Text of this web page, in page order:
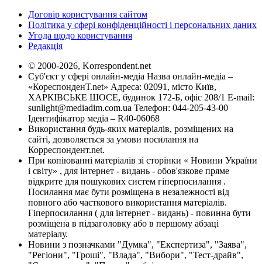
Договір користування сайтом
Політика у сфері конфіденційності і персональних даних
Угода щодо користування
Редакція
© 2000-2026, Korrespondent.net
Суб'єкт у сфері онлайн-медіа Назва онлайн-медіа –
«КореспонденТ.net» Адреса: 02091, місто Київ,
ХАРКІВСЬКЕ ШОСЕ, будинок 172-Б, офіс 208/1 E-mail:
sunlight@mediadim.com.ua Телефон: 044-205-43-00
Ідентифікатор медіа – R40-06068
Використання будь-яких матеріалів, розміщених на
сайті, дозволяється за умови посилання на
Корреспондент.net.
При копіюванні матеріалів зі сторінки « Новини України
і світу» , для інтернет - видань - обов'язкове пряме
відкрите для пошукових систем гіперпосилання .
Посилання має бути розміщена в незалежності від
повного або часткового використання матеріалів.
Гіперпосилання ( для інтернет - видань) - повинна бути
розміщена в підзаголовку або в першому абзаці
матеріалу.
Новини з позначками "Думка", "Експертиза", "Заява",
"Регіони", "Гроші", "Влада", "Вибори", "Тест-драйв",